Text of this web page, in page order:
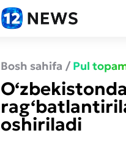
Bosh sahifa / Pul
oshiriladi